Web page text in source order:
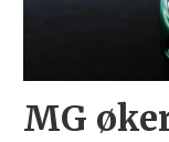
MG